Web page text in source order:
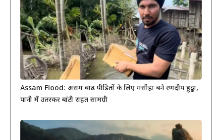
Assam Flood: असम बाढ़ पीड़ितों के लिए मसीहा बने रणदीप हुड्डा,
पानी में उतरकर बांटी राहत सामग्री